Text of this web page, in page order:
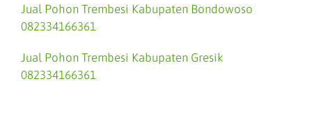
Jual Pohon Trembesi Kabupaten Bondowoso
082334166361
Jual Pohon Trembesi Kabupaten Gresik
082334166361